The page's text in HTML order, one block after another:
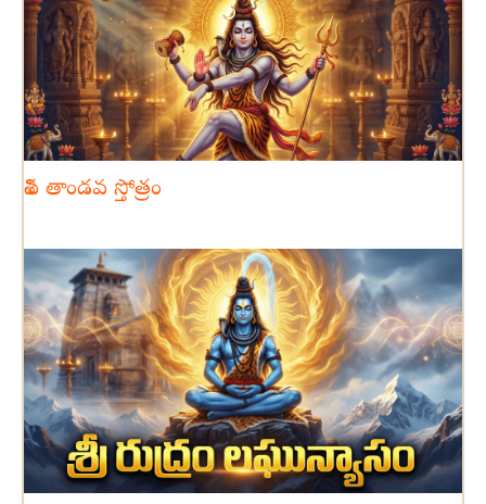
శివ తాండవ స్తోత్రం